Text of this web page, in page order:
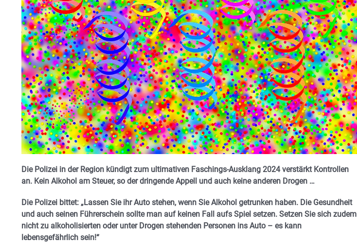
Die Polizei in der Region kündigt zum ultimativen Faschings-Ausklang 2024 verstärkt Kontrollen
an. Kein Alkohol am Steuer, so der dringende Appell und auch keine anderen Drogen …
Die Polizei bittet: „Lassen Sie ihr Auto stehen, wenn Sie Alkohol getrunken haben. Die Gesundheit
und auch seinen Führerschein sollte man auf keinen Fall aufs Spiel setzen. Setzen Sie sich zudem
nicht zu alkoholisierten oder unter Drogen stehenden Personen ins Auto – es kann
lebensgefährlich sein!“